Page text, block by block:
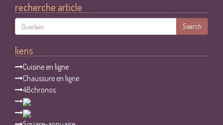
recherche article
Search
liens
Cuisine en ligne
Chaussure en ligne
48chronos